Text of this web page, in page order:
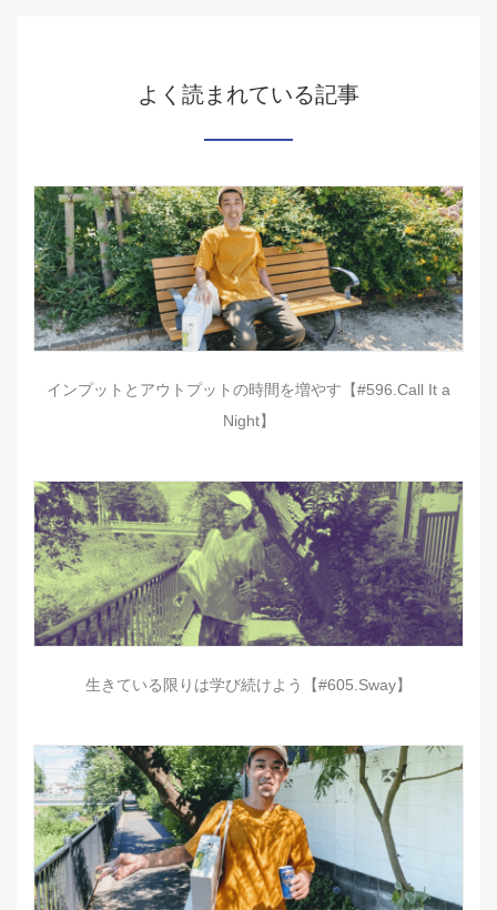
よく読まれている記事
インプットとアウトプットの時間を増やす【#596.Call It a
Night】
生きている限りは学び続けよう【#605.Sway】